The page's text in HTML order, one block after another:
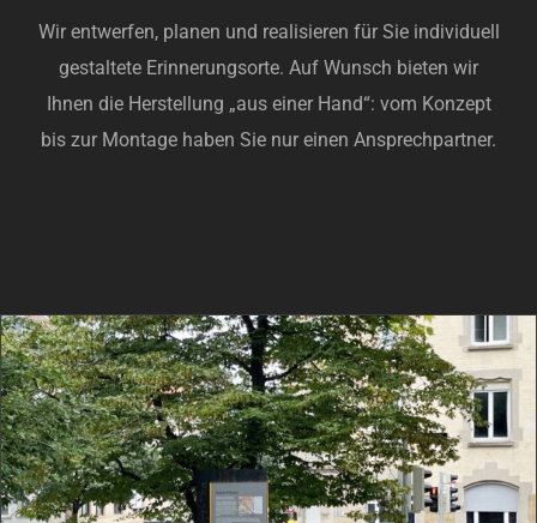
Wir entwerfen, planen und realisieren für Sie individuell
gestaltete Erinnerungsorte. Auf Wunsch bieten wir
Ihnen die Herstellung „aus einer Hand“: vom Konzept
bis zur Montage haben Sie nur einen Ansprechpartner.